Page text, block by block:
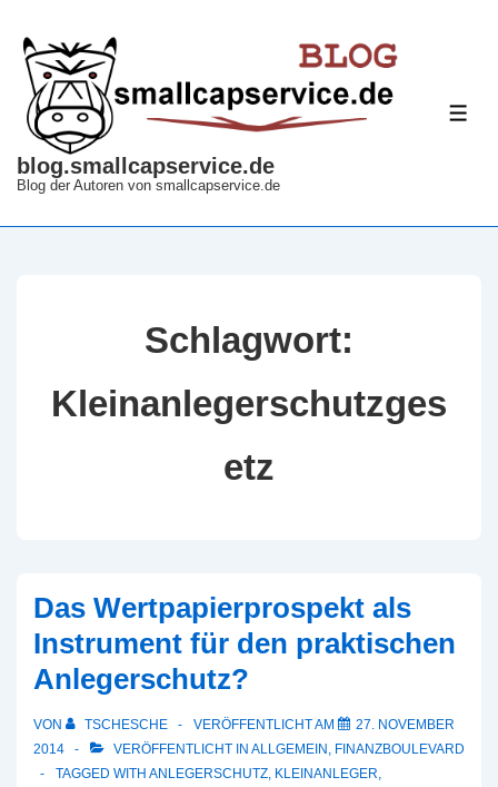
Zum
Inhalt
blog.smallcapservice.de
Blog der Autoren von smallcapservice.de
Schlagwort:
Kleinanlegerschutzges
etz
Das Wertpapierprospekt als
Instrument für den praktischen
Anlegerschutz?
VON TSCHESCHE VERÖFFENTLICHT AM
27. NOVEMBER
2014
VERÖFFENTLICHT IN ALLGEMEIN, FINANZBOULEVARD
TAGGED WITH ANLEGERSCHUTZ, KLEINANLEGER,